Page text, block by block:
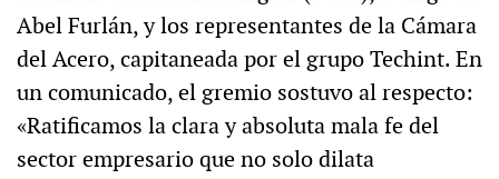
Abel Furlán, y los representantes de la Cámara
del Acero, capitaneada por el grupo Techint. En
un comunicado, el gremio sostuvo al respecto:
«Ratificamos la clara y absoluta mala fe del
sector empresario que no solo dilata